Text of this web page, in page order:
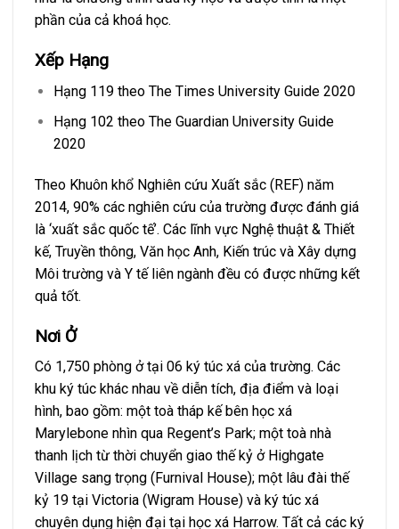
phần của cả khoá học.
Xếp Hạng
Hạng 119 theo The Times University Guide 2020
Hạng 102 theo The Guardian University Guide
2020
Theo Khuôn khổ Nghiên cứu Xuất sắc (REF) năm
2014, 90% các nghiên cứu của trường được đánh giá
là ‘xuất sắc quốc tế’. Các lĩnh vực Nghệ thuật & Thiết
kế, Truyền thông, Văn học Anh, Kiến trúc và Xây dựng
Môi trường và Y tế liên ngành đều có được những kết
quả tốt.
Nơi Ở
Có 1,750 phòng ở tại 06 ký túc xá của trường. Các
khu ký túc khác nhau về diễn tích, địa điểm và loại
hình, bao gồm: một toà tháp kế bên học xá
Marylebone nhìn qua Regent’s Park; một toà nhà
thanh lịch từ thời chuyển giao thế kỷ ở Highgate
Village sang trọng (Furnival House); một lâu đài thế
kỷ 19 tại Victoria (Wigram House) và ký túc xá
chuyên dụng hiện đại tại học xá Harrow. Tất cả các ký